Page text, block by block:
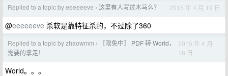
Replied to a topic by eeeeeeve › 这里有人写过木马么？ 2015 年 4 月 19 日
@eeeeeeve 杀软是靠特征杀的，不过除了360
Replied to a topic by zhaowmm ›
［限免中］ PDF 转 World，
需要的拿走！
2015 年 4 月
18 日
World。。。